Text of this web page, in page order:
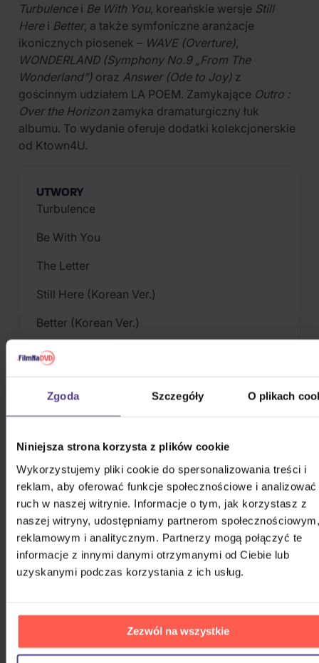
Zgoda Szczegóły O plikach
Niniejsza strona korzysta z plików cookie
Wykorzystujemy pliki cookie do spersonalizowania treści i
reklam, aby oferować funkcje społecznościowe i analizować
ruch w naszej witrynie. Informacje o tym, jak korzystasz z
naszej witryny, udostępniamy partnerom społecznościowym,
reklamowym i analitycznym. Partnerzy mogą połączyć te
informacje z innymi danymi otrzymanymi od Ciebie lub
uzyskanymi podczas korzystania z ich usług.
Zezwól na wszystkie
Turbulencei Be With You, koreańskie wersje Still
Herei Better, a także symfoniczne aranżacje
ikonicznych piosenek – WAVE (Overture),
WONDERLAND (Symphony No.9 „From The
Wonderland”) oraz Answer (Ode to Joy) z
gościnnym udziałem LA POEM. Zamykające Outro :
Over the Horizonzamyka dramaturgiczny łuk
albumu. To wydanie oferuje dodatki kolekcjonerskie
od Ktown4U.
UTWORY
Turbulence
Be With You
The Letter
Still Here (Korean Ver.)
Better (Korean Ver.)
The Real (흥:興 Ver.)
Answer (Ode to Joy) (Feat. LA POEM)
Outro : Over the Horizon